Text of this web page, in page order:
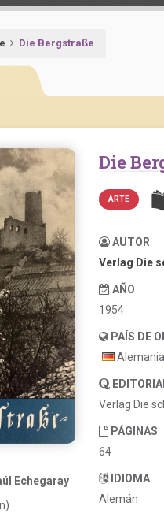
Die Bergstraße
Echegaray
Die
ARTE
AUTOR
Verlag Die
AÑO
1954
PAÍS DE
Alemania
Verlag Die
PÁGINAS
64
IDIOMA
Alemán